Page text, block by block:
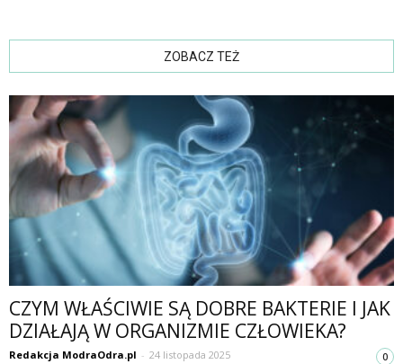
ZOBACZ TEŻ
CZYM WŁAŚCIWIE SĄ DOBRE BAKTERIE I JAK
DZIAŁAJĄ W ORGANIZMIE CZŁOWIEKA?
Redakcja ModraOdra.pl - 24 listopada 2025 0